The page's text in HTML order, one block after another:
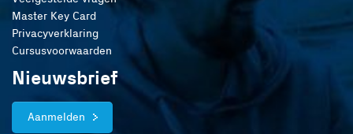
Master Key Card
Privacyverklaring
Cursusvoorwaarden
Nieuwsbrief
Aanmelden